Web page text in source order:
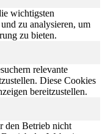
wichtigsten
zu analysieren, um
zu bieten.
relevante
Diese Cookies
bereitzustellen.
den Betrieb nicht